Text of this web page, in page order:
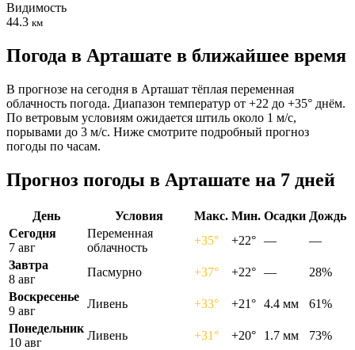
Видимость
44.3 км
Погода в Арташате в ближайшее время
В прогнозе на сегодня в Арташат тёплая переменная
облачность погода. Диапазон температур от +22 до +35° днём.
По ветровым условиям ожидается штиль около 1 м/с,
порывами до 3 м/с. Ниже смотрите подробный прогноз
погоды по часам.
Прогноз погоды в Арташате на 7 дней
День Условия Макс. Мин. Осадки Дождь
Сегодня
7 авг
Переменная
облачность
+35° +22° —
—
Завтра
8 авг
Пасмурно +37° +22° —
28%
Воскресенье
9 авг
Ливень +33° +21° 4.4 мм
61%
Понедельник
10 авг
Ливень +31° +20° 1.7 мм
73%